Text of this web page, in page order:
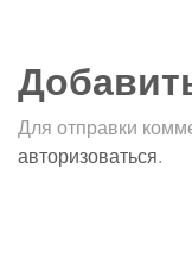
Для отправки
авторизоваться.